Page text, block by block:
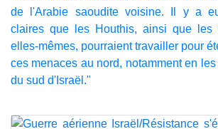
de l'Arabie saoudite voisine. Il y a
claires que les Houthis, ainsi que les
elles-mêmes, pourraient travailler pour
ces menaces au nord, notamment en
du sud d'Israël."